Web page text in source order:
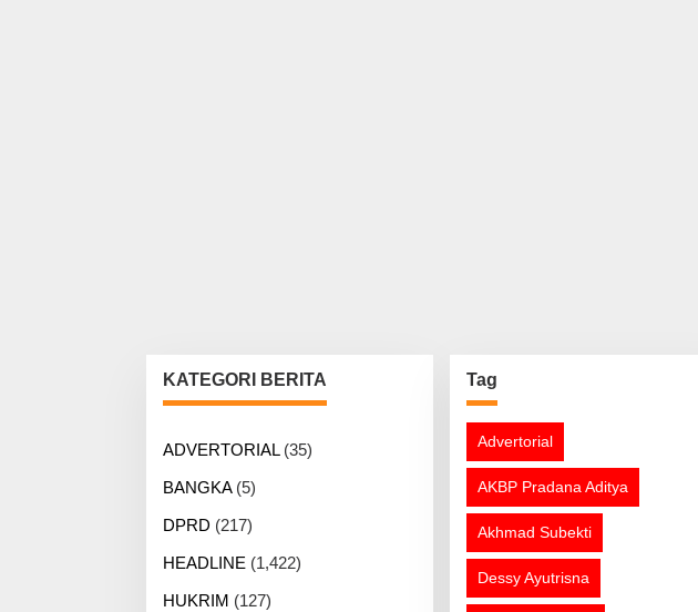
KATEGORI BERITA
ADVERTORIAL(35)
BANGKA(5)
DPRD (217)
HEADLINE (1,422)
HUKRIM (127)
Tag
Advertorial
AKBP Pradana Aditya
Akhmad Subekti
Dessy Ayutrisna